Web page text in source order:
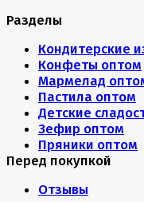
Разделы
Кондитерские
Конфеты оптом
Мармелад
Пастила оптом
Детские
Зефир оптом
Пряники оптом
Перед покупкой
Отзывы